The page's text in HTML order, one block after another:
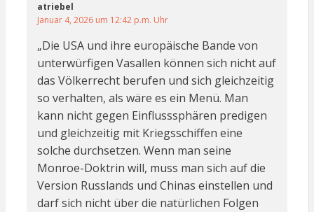
atriebel
Januar 4, 2026 um 12:42 p.m. Uhr
„Die USA und ihre europäische Bande von
unterwürfigen Vasallen können sich nicht auf
das Völkerrecht berufen und sich gleichzeitig
so verhalten, als wäre es ein Menü. Man
kann nicht gegen Einflusssphären predigen
und gleichzeitig mit Kriegsschiffen eine
solche durchsetzen. Wenn man seine
Monroe-Doktrin will, muss man sich auf die
Version Russlands und Chinas einstellen und
darf sich nicht über die natürlichen Folgen